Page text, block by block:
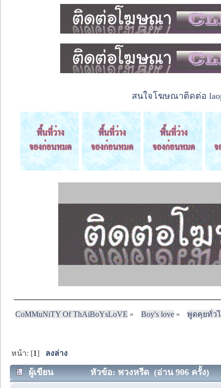
สนใจโฆษณาติดต่อ
CoMMuNiTY Of ThAiBoYsLoVE » Boy's love» พูดคุยทั่ว
หน้า: [1] ลงล่าง
ผู้เขียน หัวข้อ: พวงหรีด (อ่าน 906 ครั้ง)